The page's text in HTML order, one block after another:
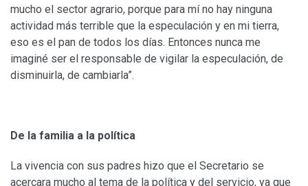
mucho el sector agrario, porque para mí no hay ninguna
actividad más terrible que la especulación y en mi tierra,
eso es el pan de todos los días. Entonces nunca me
imaginé ser el responsable de vigilar la especulación, de
disminuirla, de cambiarla”.
De la familia a la política
La vivencia con sus padres hizo que el Secretario se
acercara mucho al tema de la política y del servicio, ya que